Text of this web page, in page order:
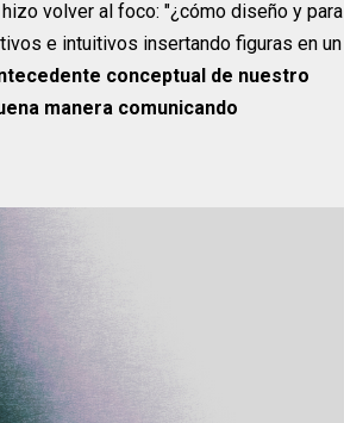
volver al foco: "¿cómo diseño y para
e intuitivos insertando figuras en un
conceptual de nuestro
manera comunicando